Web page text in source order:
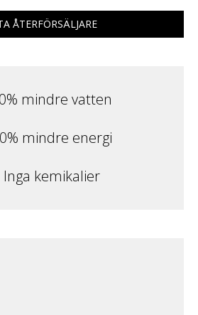
ÅTERFÖRSÄLJARE
mindre vatten
mindre energi
Inga kemikalier